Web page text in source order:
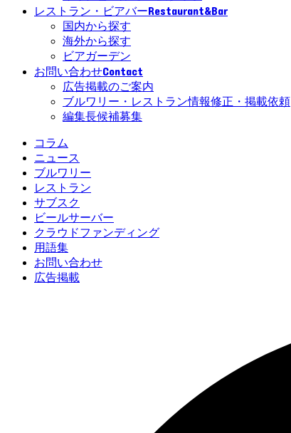
レストラン・ビアバーRestaurant&Bar
国内から探す
海外から探す
ビアガーデン
お問い合わせContact
広告掲載のご案内
ブルワリー・レストラン情報修正・掲載依頼
編集長候補募集
コラム
ニュース
ブルワリー
レストラン
サブスク
ビールサーバー
クラウドファンディング
用語集
お問い合わせ
広告掲載